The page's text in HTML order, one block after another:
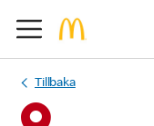
Tillbaka